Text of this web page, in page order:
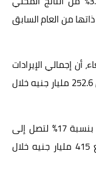
الفترة ذاتها من العام السابق
أن إجمالي الإيرادات
زاد بنسبة 27% لتسجل 321 مليار جنيه مقابل 252.6 مليار جنيه خلال
وذكرت المالية أن إجمالي المصروفات ارتفع بنسبة 17% لتصل إلى
484.24 مليار جنيه خلال 5 أشهر مقارنة مع 415 مليار جنيه خلال